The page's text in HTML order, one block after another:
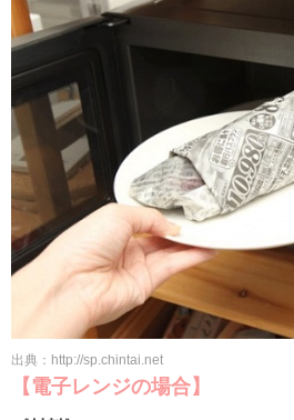
出典：http://sp.chintai.net
【電子レンジの場合】